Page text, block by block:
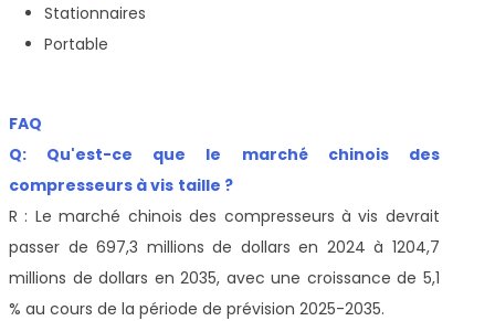
Stationnaires
Portable
FAQ
Q: Qu'est-ce que le marché chinois des
compresseurs à vis taille ?
R : Le marché chinois des compresseurs à vis devrait
passer de 697,3 millions de dollars en 2024 à 1204,7
millions de dollars en 2035, avec une croissance de 5,1
% au cours de la période de prévision 2025-2035.